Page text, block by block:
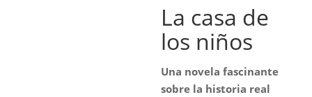
La casa de
los niños
Una novela fascinante
sobre la historia real